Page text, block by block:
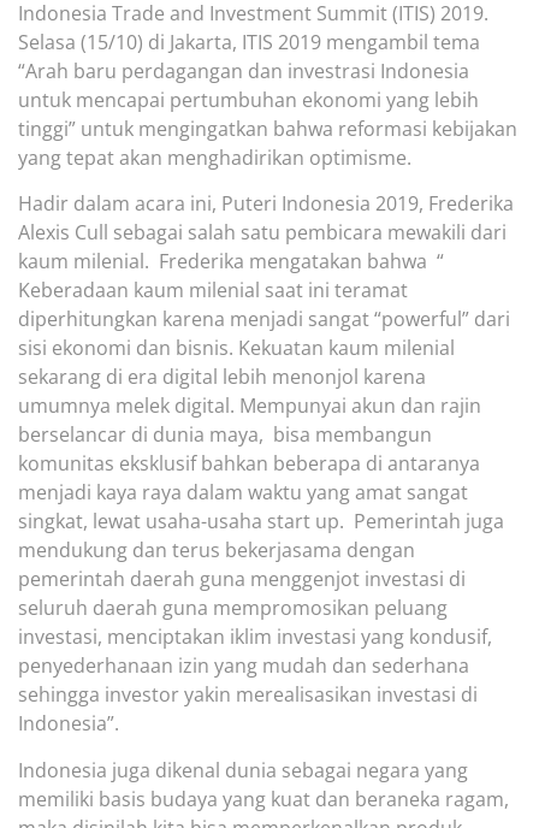
Indonesia Trade and Investment Summit (ITIS) 2019.
Selasa (15/10) di Jakarta, ITIS 2019 mengambil tema
“Arah baru perdagangan dan investrasi Indonesia
untuk mencapai pertumbuhan ekonomi yang lebih
tinggi” untuk mengingatkan bahwa reformasi kebijakan
yang tepat akan menghadirikan optimisme.
Hadir dalam acara ini, Puteri Indonesia 2019, Frederika
Alexis Cull sebagai salah satu pembicara mewakili dari
kaum milenial. Frederika mengatakan bahwa “
Keberadaan kaum milenial saat ini teramat
diperhitungkan karena menjadi sangat “powerful” dari
sisi ekonomi dan bisnis. Kekuatan kaum milenial
sekarang di era digital lebih menonjol karena
umumnya melek digital. Mempunyai akun dan rajin
berselancar di dunia maya, bisa membangun
komunitas eksklusif bahkan beberapa di antaranya
menjadi kaya raya dalam waktu yang amat sangat
singkat, lewat usaha-usaha start up. Pemerintah juga
mendukung dan terus bekerjasama dengan
pemerintah daerah guna menggenjot investasi di
seluruh daerah guna mempromosikan peluang
investasi, menciptakan iklim investasi yang kondusif,
penyederhanaan izin yang mudah dan sederhana
sehingga investor yakin merealisasikan investasi di
Indonesia”.
Indonesia juga dikenal dunia sebagai negara yang
memiliki basis budaya yang kuat dan beraneka ragam,